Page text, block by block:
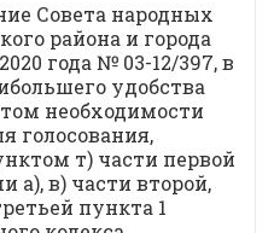
Совета народных
района и города
года № 03-12/397, в
удобства
необходимости
голосования,
т) части первой
а), в) части второй,
пункта 1